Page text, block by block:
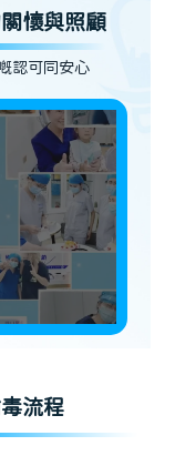
懷與照顧
認可同安心
流程